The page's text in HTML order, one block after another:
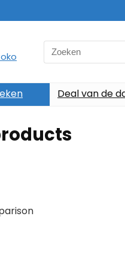
Search
for:
Deal van de